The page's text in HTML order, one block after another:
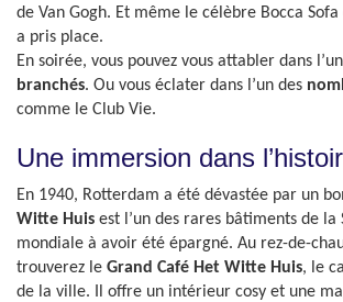
de Van Gogh. Et même le célèbre Bocca
a pris place.
En soirée, vous pouvez vous attabler dans
branchés. Ou vous éclater dans l’un des
comme le Club Vie.
Une immersion dans
En 1940, Rotterdam a été dévastée par un
Witte Huis est l’un des rares bâtiments de la
mondiale à avoir été épargné. Au rez-de-
trouverez le Grand Café Het Witte Huis, le
de la ville. Il offre un intérieur cosy et une